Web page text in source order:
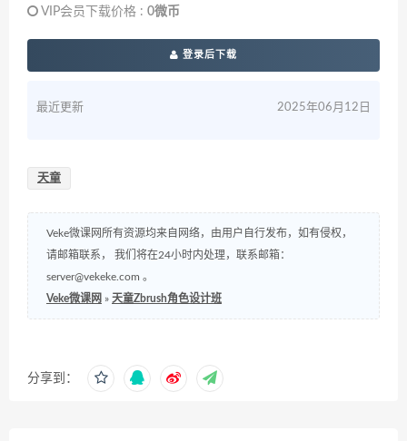
VIP会员下载价格 : 0微币
登录后下载
最近更新 2025年06月12日
天童
Veke微课网所有资源均来自网络，由用户自行发布，如有侵权，
请邮箱联系， 我们将在24小时内处理，联系邮箱：
server@vekeke.com 。
Veke微课网 » 天童Zbrush角色设计班
分享到：